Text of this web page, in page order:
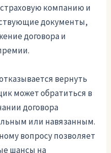
компанию и
документы,
договора и
вернуть
может обратиться в
договора
или навязанным.
вопросу позволяет
шансы на